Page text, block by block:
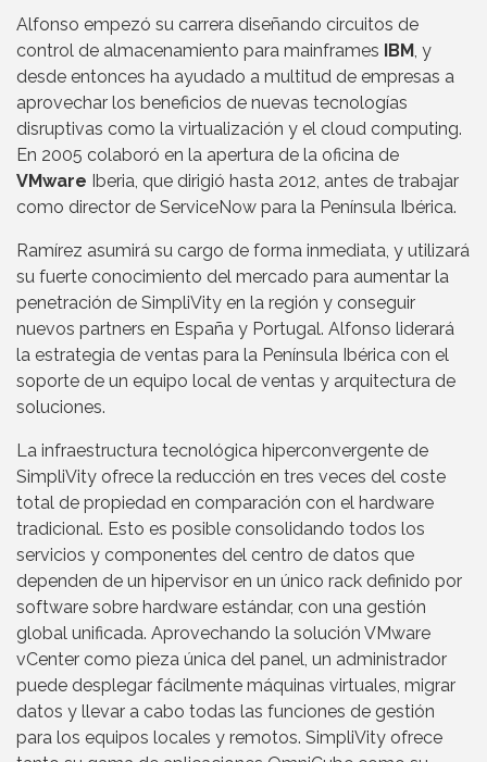
Alfonso empezó su carrera diseñando circuitos de
control de almacenamiento para mainframes
IBM, y
desde entonces ha ayudado a multitud de empresas a
aprovechar los beneficios de nuevas tecnologías
disruptivas como la virtualización y el cloud computing.
En 2005 colaboró en la apertura de la oficina de
VMware Iberia, que dirigió hasta 2012, antes de trabajar
como director de ServiceNow para la Península Ibérica.
Ramírez asumirá su cargo de forma inmediata, y utilizará
su fuerte conocimiento del mercado para aumentar la
penetración de SimpliVity en la región y conseguir
nuevos partners en España y Portugal. Alfonso liderará
la estrategia de ventas para la Península Ibérica con el
soporte de un equipo local de ventas y arquitectura de
soluciones.
La infraestructura tecnológica hiperconvergente de
SimpliVity ofrece la reducción en tres veces del coste
total de propiedad en comparación con el hardware
tradicional. Esto es posible consolidando todos los
servicios y componentes del centro de datos que
dependen de un hipervisor en un único rack definido por
software sobre hardware estándar, con una gestión
global unificada. Aprovechando la solución VMware
vCenter como pieza única del panel, un administrador
puede desplegar fácilmente máquinas virtuales, migrar
datos y llevar a cabo todas las funciones de gestión
para los equipos locales y remotos. SimpliVity ofrece